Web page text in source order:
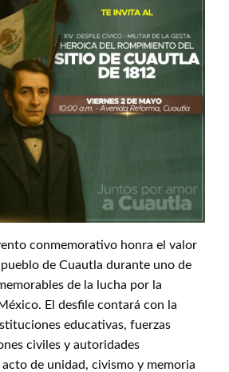
conmemorativo honra el valor
de Cuautla durante uno de
de la lucha por la
El desfile contará con la
educativas, fuerzas
civiles y autoridades
de unidad, civismo y memoria